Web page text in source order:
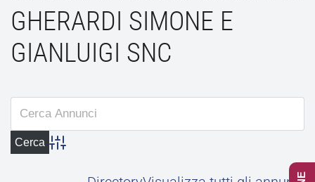
GHERARDI SIMONE E
GIANLUIGI SNC
Advanced Search